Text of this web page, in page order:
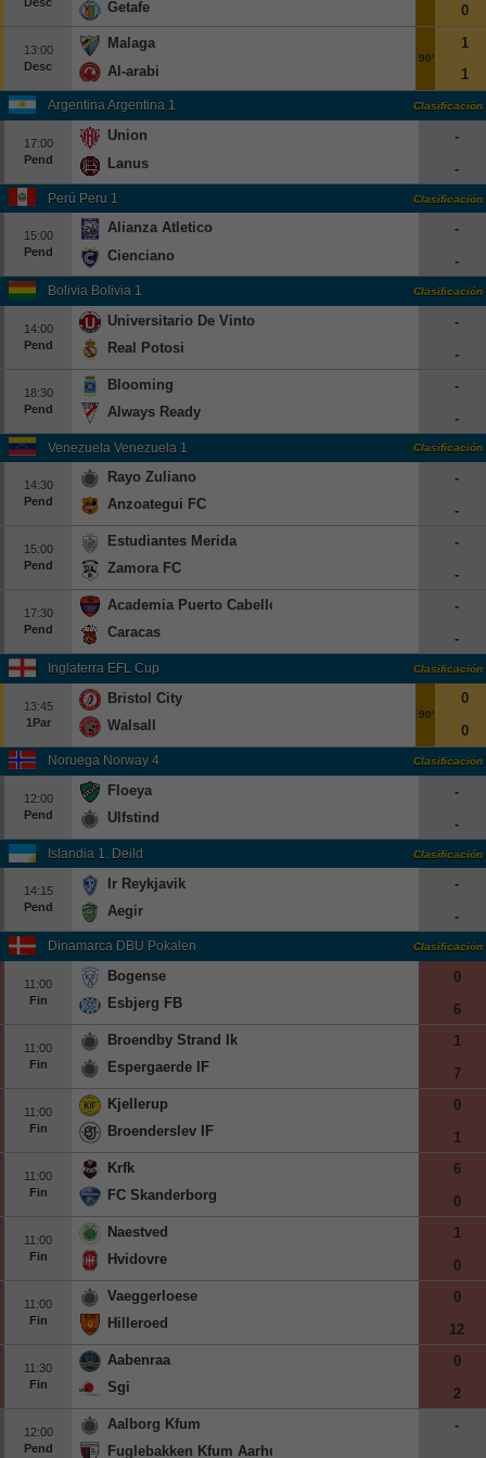
Desc
Getafe
0
13:00
Desc
Malaga
Al-arabi
90'
1
1
Argentina Argentina 1 Clasificación
17:00
Pend
Union
Lanus
-
-
Perú Peru 1 Clasificación
15:00
Pend
Alianza Atletico
Cienciano
-
-
Bolivia Bolivia 1 Clasificación
14:00
Pend
Universitario De Vinto
Real Potosi
-
-
18:30
Pend
Blooming
Always Ready
-
-
Venezuela Venezuela 1 Clasificación
14:30
Pend
Rayo Zuliano
Anzoategui FC
-
-
15:00
Pend
Estudiantes Merida
Zamora FC
-
-
17:30
Pend
Academia Puerto Cabello
Caracas
-
-
Inglaterra EFL Cup Clasificación
13:45
1Par
Bristol City
Walsall
90'
0
0
Noruega Norway 4 Clasificación
12:00
Pend
Floeya
Ulfstind
-
-
Islandia 1. Deild Clasificación
14:15
Pend
Ir Reykjavik
Aegir
-
-
Dinamarca DBU Pokalen Clasificación
11:00
Fin
Bogense
Esbjerg FB
0
6
11:00
Fin
Broendby Strand Ik
Espergaerde IF
1
7
11:00
Fin
Kjellerup
Broenderslev IF
0
1
11:00
Fin
Krfk
FC Skanderborg
6
0
11:00
Fin
Naestved
Hvidovre
1
0
11:00
Fin
Vaeggerloese
Hilleroed
0
12
11:30
Fin
Aabenraa
Sgi
0
2
12:00
Pend
Aalborg Kfum
Fuglebakken Kfum Aarhus
-
Europa League
Supercopa Europa
Partidos amistosos
Partidos televisados
Baloncesto
Europa
Euroliga
Eurocup
España
ACB
Estados Unidos
NBA
Tenis
Beisbol
Hockey
Fútbol Americano
Clasificación
Casas de Apuestas